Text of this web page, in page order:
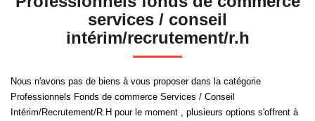
NEUF
ESTIMER
NOS RÉALISATIONS
Créer une alerte
services / conseil
intérim/recrutement/r.h
Nous n'avons pas de biens à vous proposer dans la catégorie
Professionnels Fonds de commerce Services / Conseil
Intérim/Recrutement/R.H pour le moment , plusieurs options s'offrent à